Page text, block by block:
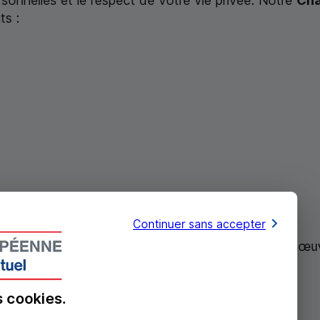
:
et organisationnels que la
met en
Continuer sans accepter
cookies.